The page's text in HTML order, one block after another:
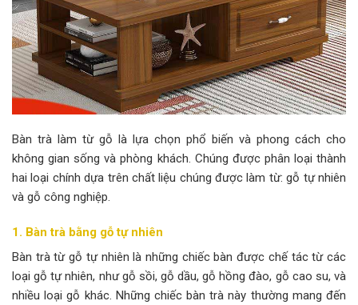
Bàn trà làm từ gỗ là lựa chọn phổ biến và phong cách cho
không gian sống và phòng khách. Chúng được phân loại thành
hai loại chính dựa trên chất liệu chúng được làm từ: gỗ tự nhiên
và gỗ công nghiệp.
1. Bàn trà bằng gỗtự nhiên
Bàn trà từ gỗ tự nhiên là những chiếc bàn được chế tác từ các
loại gỗ tự nhiên, như gỗ sồi, gỗ dầu, gỗ hồng đào, gỗ cao su, và
nhiều loại gỗ khác. Những chiếc bàn trà này thường mang đến